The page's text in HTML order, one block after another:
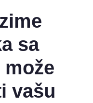
sa
vašu